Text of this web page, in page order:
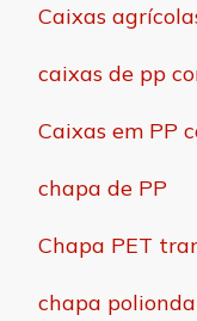
Caixas
caixas de pp
Caixas em PP
chapa de PP
Chapa PET
chapa